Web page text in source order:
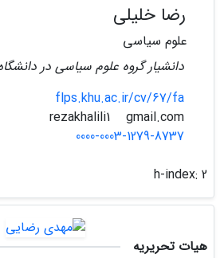
رضا خلیلی
علوم سیاسی
دانشیار گروه علوم سیاسی در
flps.khu.ac.ir/cv/67/fa
gmail.com
0000-0003-1279-8737
h-index: 2
هیات تحریریه